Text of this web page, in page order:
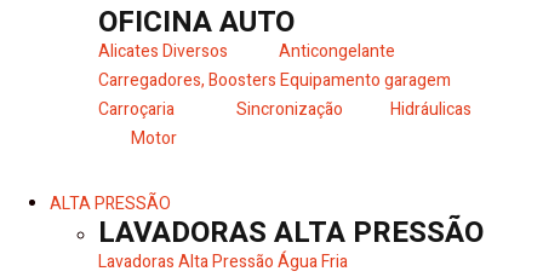
OFICINA AUTO
Alicates Diversos
Anticongelante
Carregadores, BoostersEquipamento garagem
Carroçaria
Sincronização
Hidráulicas
Motor
ALTA PRESSÃO
LAVADORAS ALTA PRESSÃO
Lavadoras Alta Pressão Água Fria